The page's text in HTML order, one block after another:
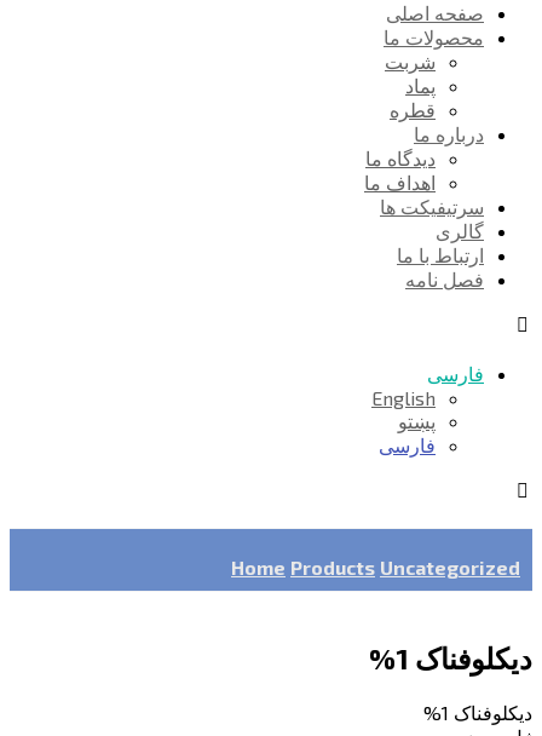
صفحه اصلی
محصولات ما
شربت
پماد
قطره
درباره ما
دیدگاه ما
اهداف ما
سرتیفیکت ها
گالری
ارتباط با ما
فصل نامه
فارسی
English
پښتو
فارسی
Home Products Uncategorized
دیکلوفناک 1%
دیکلوفناک 1%